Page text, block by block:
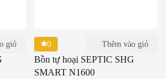
giỏ 0 Thêm vào giỏ
Bồn tự hoại SEPTIC SHG
SMART N1600